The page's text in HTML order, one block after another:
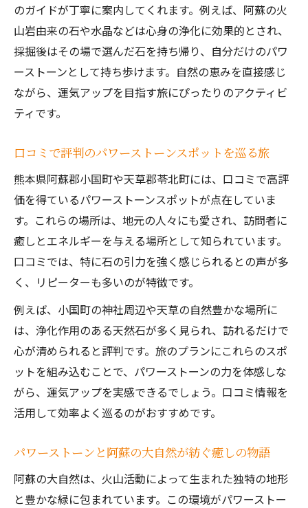
のガイドが丁寧に案内してくれます。例えば、阿蘇の火
山岩由来の石や水晶などは心身の浄化に効果的とされ、
採掘後はその場で選んだ石を持ち帰り、自分だけのパワ
ーストーンとして持ち歩けます。自然の恵みを直接感じ
ながら、運気アップを目指す旅にぴったりのアクティビ
ティです。
口コミで評判のパワーストーンスポットを巡る旅
熊本県阿蘇郡小国町や天草郡苓北町には、口コミで高評
価を得ているパワーストーンスポットが点在していま
す。これらの場所は、地元の人々にも愛され、訪問者に
癒しとエネルギーを与える場所として知られています。
口コミでは、特に石の引力を強く感じられるとの声が多
く、リピーターも多いのが特徴です。
例えば、小国町の神社周辺や天草の自然豊かな場所に
は、浄化作用のある天然石が多く見られ、訪れるだけで
心が清められると評判です。旅のプランにこれらのスポ
ットを組み込むことで、パワーストーンの力を体感しな
がら、運気アップを実感できるでしょう。口コミ情報を
活用して効率よく巡るのがおすすめです。
パワーストーンと阿蘇の大自然が紡ぐ癒しの物語
阿蘇の大自然は、火山活動によって生まれた独特の地形
と豊かな緑に包まれています。この環境がパワーストー